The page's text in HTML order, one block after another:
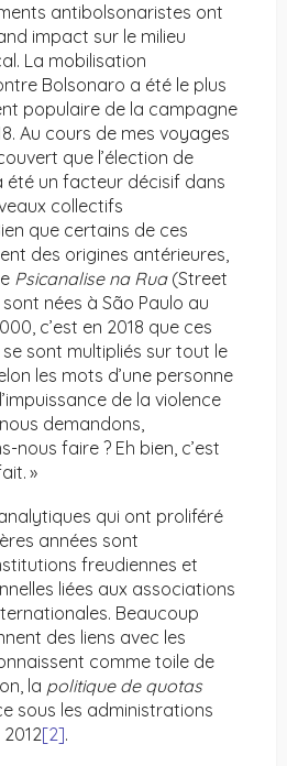
antibolsonaristes ont
impact sur le milieu
La mobilisation
Bolsonaro a été le plus
populaire de la campagne
Au cours de mes voyages
que l’élection de
été un facteur décisif dans
collectifs
que certains de ces
des origines antérieures,
Psicanalise na Rua(Street
nées à São Paulo au
c’est en 2018 que ces
sont multipliés sur tout le
les mots d’une personne
de la violence
demandons,
nous faire ? Eh bien, c’est
»
qui ont proliféré
années sont
freudiennes et
liées aux associations
Beaucoup
des liens avec les
comme toile de
la politique de quotas
sous les administrations
[2].